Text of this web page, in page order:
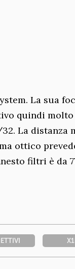
La sua
quindi
La distanza
ottico
filtri è da